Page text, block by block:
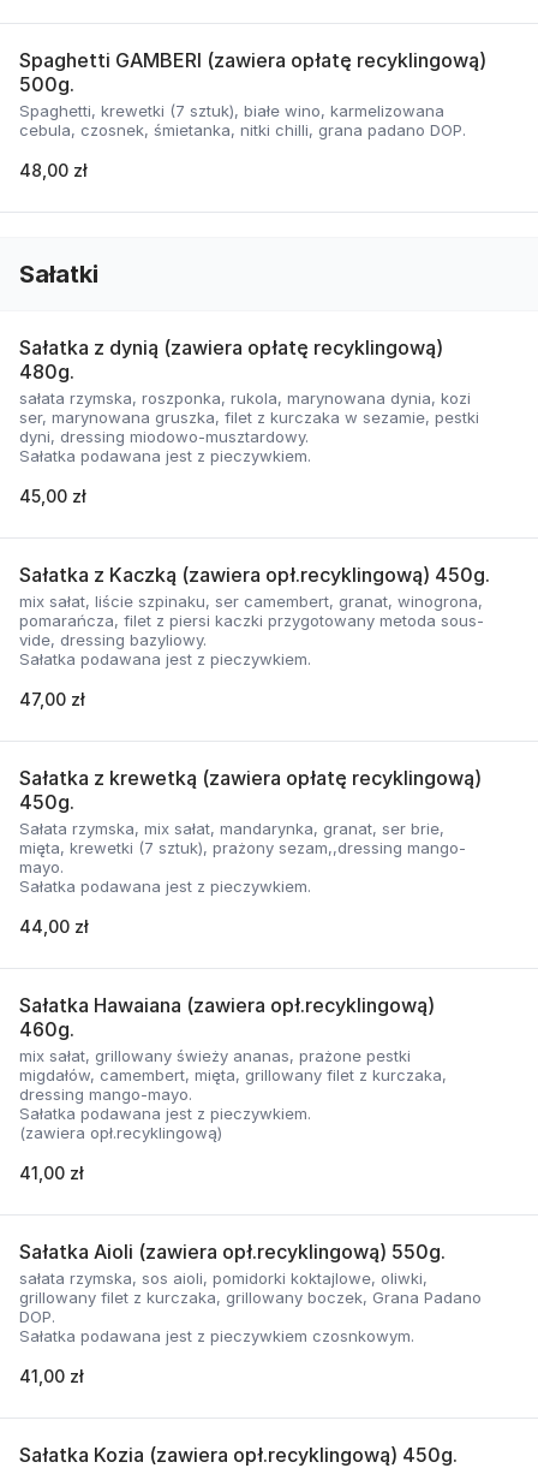
Spaghetti GAMBERI (zawiera opłatę recyklingową)
500g.
Spaghetti, krewetki (7 sztuk), białe wino, karmelizowana
cebula, czosnek, śmietanka, nitki chilli, grana padano DOP.
48,00 zł
Sałatki
Sałatka z dynią (zawiera opłatę recyklingową)
480g.
sałata rzymska, roszponka, rukola, marynowana dynia, kozi
ser, marynowana gruszka, filet z kurczaka w sezamie, pestki
dyni, dressing miodowo-musztardowy.
Sałatka podawana jest z pieczywkiem.
45,00 zł
Sałatka z Kaczką (zawiera opł.recyklingową) 450g.
mix sałat, liście szpinaku, ser camembert, granat, winogrona,
pomarańcza, filet z piersi kaczki przygotowany metoda sous-
vide, dressing bazyliowy.
Sałatka podawana jest z pieczywkiem.
47,00 zł
Sałatka z krewetką (zawiera opłatę recyklingową)
450g.
Sałata rzymska, mix sałat, mandarynka, granat, ser brie,
mięta, krewetki (7 sztuk), prażony sezam,,dressing mango-
mayo.
Sałatka podawana jest z pieczywkiem.
44,00 zł
Sałatka Hawaiana (zawiera opł.recyklingową)
460g.
mix sałat, grillowany świeży ananas, prażone pestki
migdałów, camembert, mięta, grillowany filet z kurczaka,
dressing mango-mayo.
Sałatka podawana jest z pieczywkiem.
(zawiera opł.recyklingową)
41,00 zł
Sałatka Aioli (zawiera opł.recyklingową) 550g.
sałata rzymska, sos aioli, pomidorki koktajlowe, oliwki,
grillowany filet z kurczaka, grillowany boczek, Grana Padano
DOP.
Sałatka podawana jest z pieczywkiem czosnkowym.
41,00 zł
Sałatka Kozia (zawiera opł.recyklingową) 450g.